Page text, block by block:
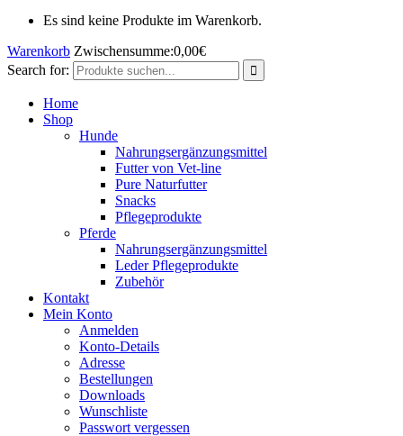
Es sind keine Produkte im Warenkorb.
Warenkorb Zwischensumme:0,00€
Search for:
Home
Shop
Hunde
Nahrungsergänzungsmittel
Futter von Vet-line
Pure Naturfutter
Snacks
Pflegeprodukte
Pferde
Nahrungsergänzungsmittel
Leder Pflegeprodukte
Zubehör
Kontakt
Mein Konto
Anmelden
Konto-Details
Adresse
Bestellungen
Downloads
Wunschliste
Passwort vergessen